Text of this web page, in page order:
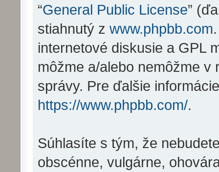
“General Public License”
stiahnutý z www.phpbb.com
internetové diskusie a GPL
môžme a/alebo nemôžme v
správy. Pre ďalšie
https://www.phpbb.com/.
Súhlasíte s tým, že
obscénne, vulgárne,